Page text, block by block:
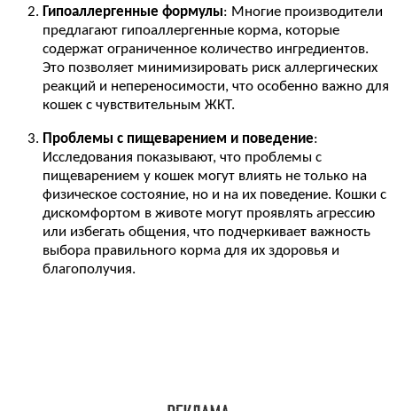
Гипоаллергенные формулы: Многие производители
предлагают гипоаллергенные корма, которые
содержат ограниченное количество ингредиентов.
Это позволяет минимизировать риск аллергических
реакций и непереносимости, что особенно важно для
кошек с чувствительным ЖКТ.
Проблемы с пищеварением и поведение:
Исследования показывают, что проблемы с
пищеварением у кошек могут влиять не только на
физическое состояние, но и на их поведение. Кошки с
дискомфортом в животе могут проявлять агрессию
или избегать общения, что подчеркивает важность
выбора правильного корма для их здоровья и
благополучия.